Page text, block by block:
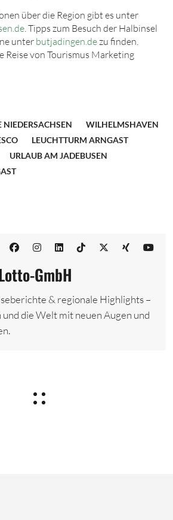
über die Region gibt es unter
. Tipps zum Besuch der Halbinsel
unter butjadingen.dezu finden.
von Tourismus Marketing
NIEDERSACHSEN
WILHELMSHAVEN
LEUCHTTURM ARNGAST
URLAUB AM JADEBUSEN
GmbH
& regionale Highlights –
und die Welt mit neuen Augen und